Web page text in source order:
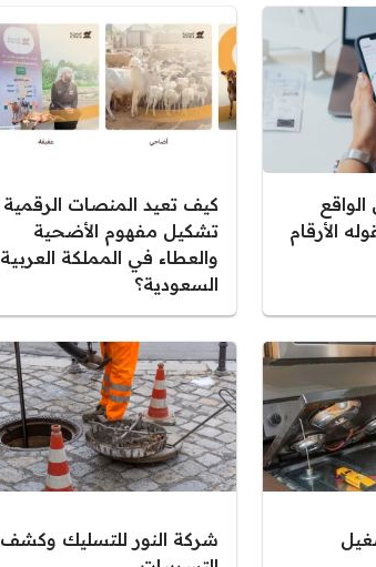
الأرقام
كيف تعيد المنصات الرقمية
تشكيل مفهوم الأضحية
والعطاء في المملكة العربية
السعودية؟
شركة النور للتسليك وكشف